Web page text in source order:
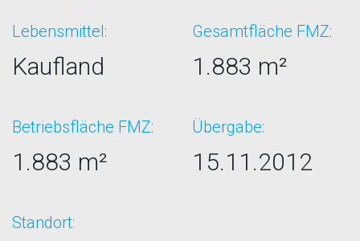
Lebensmittel:
Kaufland
Gesamtfläche FMZ:
1.883 m²
Betriebsfläche FMZ:
1.883 m²
Übergabe:
15.11.2012
Standort: